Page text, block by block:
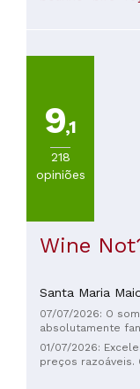
9,1
218
opiniões
Wine
Santa Maria
07/07/2026: O
absolutamente
01/07/2026:
preços razoáveis.